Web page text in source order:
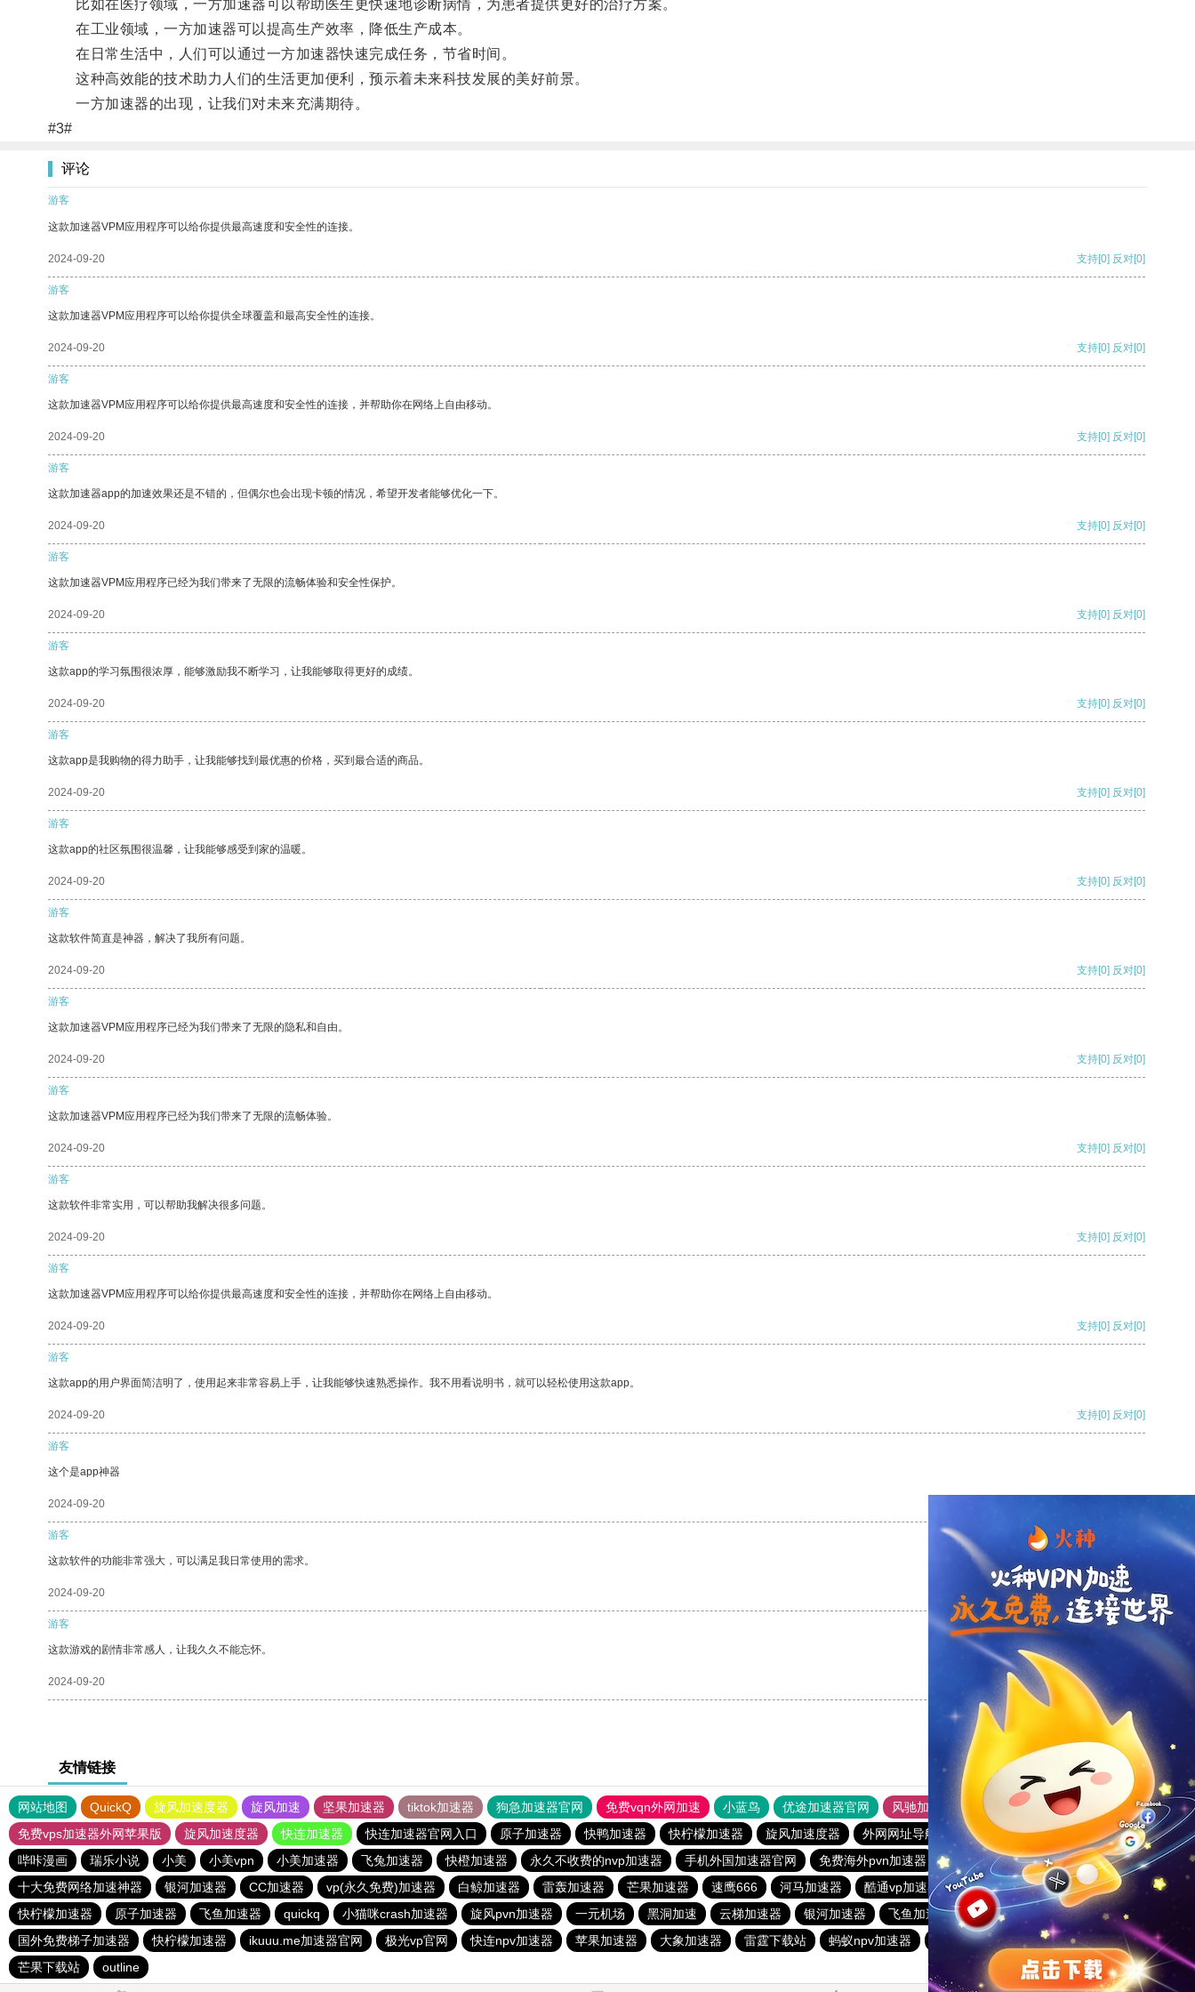
比如在医疗领域，一方加速器可以帮助医生更快速地诊断病情，为患者提供更好的治疗方案。
在工业领域，一方加速器可以提高生产效率，降低生产成本。
在日常生活中，人们可以通过一方加速器快速完成任务，节省时间。
这种高效能的技术助力人们的生活更加便利，预示着未来科技发展的美好前景。
一方加速器的出现，让我们对未来充满期待。
#3#
评论
游客
这款加速器VPM应用程序可以给你提供最高速度和安全性的连接。
2024-09-20 支持[0] 反对[0]
游客
这款加速器VPM应用程序可以给你提供全球覆盖和最高安全性的连接。
2024-09-20 支持[0] 反对[0]
游客
这款加速器VPM应用程序可以给你提供最高速度和安全性的连接，并帮助你在网络上自由移动。
2024-09-20 支持[0] 反对[0]
游客
这款加速器app的加速效果还是不错的，但偶尔也会出现卡顿的情况，希望开发者能够优化一下。
2024-09-20 支持[0] 反对[0]
游客
这款加速器VPM应用程序已经为我们带来了无限的流畅体验和安全性保护。
2024-09-20 支持[0] 反对[0]
游客
这款app的学习氛围很浓厚，能够激励我不断学习，让我能够取得更好的成绩。
2024-09-20 支持[0] 反对[0]
游客
这款app是我购物的得力助手，让我能够找到最优惠的价格，买到最合适的商品。
2024-09-20 支持[0] 反对[0]
游客
这款app的社区氛围很温馨，让我能够感受到家的温暖。
2024-09-20 支持[0] 反对[0]
游客
这款软件简直是神器，解决了我所有问题。
2024-09-20 支持[0] 反对[0]
游客
这款加速器VPM应用程序已经为我们带来了无限的隐私和自由。
2024-09-20 支持[0] 反对[0]
游客
这款加速器VPM应用程序已经为我们带来了无限的流畅体验。
2024-09-20 支持[0] 反对[0]
游客
这款软件非常实用，可以帮助我解决很多问题。
2024-09-20 支持[0] 反对[0]
游客
这款加速器VPM应用程序可以给你提供最高速度和安全性的连接，并帮助你在网络上自由移动。
2024-09-20 支持[0] 反对[0]
游客
这款app的用户界面简洁明了，使用起来非常容易上手，让我能够快速熟悉操作。我不用看说明书，就可以轻松使用这款app。
2024-09-20 支持[0] 反对[0]
游客
这个是app神器
2024-09-20
游客
这款软件的功能非常强大，可以满足我日常使用的需求。
2024-09-20 支持 [0] 反对 [0]
游客
这款游戏的剧情非常感人，让我久久不能忘怀。
2024-09-20 支持
友情链接
网站地图 QuickQ 旋风加速度器 旋风加速 坚果加速器 tiktok加速器 狗急加速器官网 免费vqn外网加速 小蓝鸟 优途加速器官网 风驰加速器
旋风加速器
免费vps加速器外网苹果版
旋风加速度器 快连加速器 快连加速器官网入口 原子加速器 快鸭加速器 快柠檬加速器 旋风加速度器 外网网址导航 软件中心 雷霆加速
狂飙加速器
哔咔漫画
瑞乐小说 小美 小美vpn 小美加速器 飞兔加速器 快橙加速器 永久不收费的nvp加速器 手机外国加速器官网 免费海外pvn加速器 每天免费加速器梯子
ins加速器
十大免费网络加速神器
银河加速器 CC加速器 vp(永久免费)加速器 白鲸加速器 雷轰加速器 芒果加速器 速鹰666 河马加速器 酷通vp加速器 快柠檬加速器
猎豹加速器官网
快柠檬加速器
原子加速器 飞鱼加速器 quickq 小猫咪crash加速器 旋风pvn加速器 一元机场 黑洞加速 云梯加速器 银河加速器 飞鱼加速器 新日港下载站
picacg加速器
国外免费梯子加速器
快柠檬加速器 ikuuu.me加速器官网 极光vp官网 快连npv加速器 苹果加速器 大象加速器 雷霆下载站 蚂蚁npv加速器 起飞加速器 海鸥加速器
小熊加速器
芒果下载站
outline